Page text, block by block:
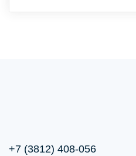
+7 (3812) 408-056